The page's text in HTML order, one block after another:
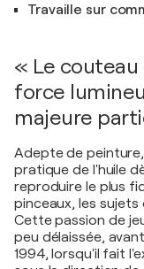
Travaille sur
« Le couteau
force
majeure
Adepte de
pratique de l'huile
reproduire le plus
pinceaux, les
Cette passion de
peu délaissée,
1994, lorsqu'il fait